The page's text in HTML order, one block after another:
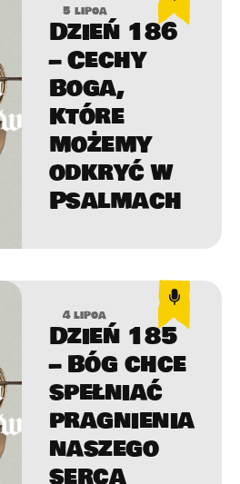
5 lipca
Dzień 186
– Cechy
Boga,
które
możemy
odkryć w
Psalmach
4 lipca
Dzień 185
– Bóg chce
spełniać
pragnienia
naszego